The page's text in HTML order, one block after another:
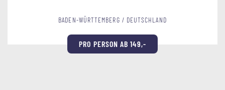
BADEN-WÜRTTEMBERG / DEUTSCHLAND
PRO PERSON AB 149,-